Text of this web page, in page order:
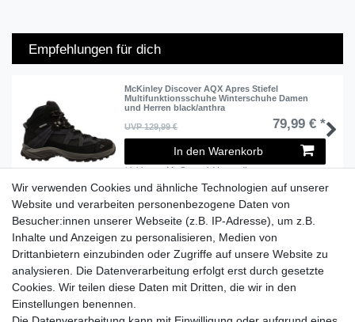
Empfehlungen für dich
McKinley Discover AQX Apres Stiefel
Multifunktionsschuhe Winterschuhe Damen
und Herren black/anthra
UVP 129,99 €
79,99 € *
In den Warenkorb
*inkl. ges. MwSt.zzgl.Versandkosten
Lieferzeit etwa 1 bis 3 Werktage
Versand mit DHL
14 Tage Rückgaberecht
Wir verwenden Cookies und ähnliche Technologien auf unserer
Website und verarbeiten personenbezogene Daten von
Besucher:innen unserer Webseite (z.B. IP-Adresse), um z.B.
Inhalte und Anzeigen zu personalisieren, Medien von
Drittanbietern einzubinden oder Zugriffe auf unsere Website zu
analysieren. Die Datenverarbeitung erfolgt erst durch gesetzte
Cookies. Wir teilen diese Daten mit Dritten, die wir in den
Einstellungen benennen.